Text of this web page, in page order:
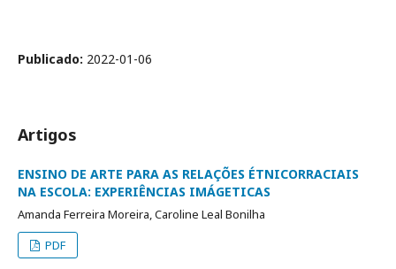
Publicado: 2022-01-06
Artigos
ENSINO DE ARTE PARA AS RELAÇÕES ÉTNICORRACIAIS
NA ESCOLA: EXPERIÊNCIAS IMÁGETICAS
Amanda Ferreira Moreira, Caroline Leal Bonilha
PDF